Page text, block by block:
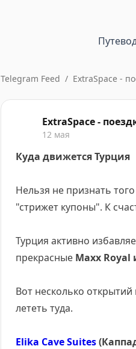
Telegram Feed / ExtraSpace -
ExtraSpace -
12 мая
Куда движется Турция
Нельзя не признать
"стрижет купоны". К
Турция активно
прекрасные Maxx Royal
Вот несколько
лететь туда.
Elika Cave Suites